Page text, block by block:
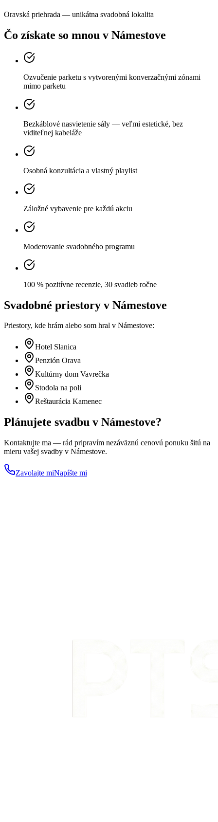
Oravská priehrada — unikátna svadobná lokalita
Čo získate so mnou v Námestove
Ozvučenie parketu s vytvorenými konverzačnými zónami
mimo parketu
Bezkáblové nasvietenie sály — veľmi estetické, bez
viditeľnej kabeláže
Osobná konzultácia a vlastný playlist
Záložné vybavenie pre každú akciu
Moderovanie svadobného programu
100 % pozitívne recenzie, 30 svadieb ročne
Svadobné priestory v Námestove
Priestory, kde hrám alebo som hral v Námestove:
Hotel Slanica
Penzión Orava
Kultúrny dom Vavrečka
Stodola na poli
Reštaurácia Kamenec
Plánujete svadbu v Námestove?
Kontaktujte ma — rád pripravím nezáväznú cenovú ponuku šitú na
mieru vašej svadby v Námestove.
Zavolajte miNapíšte mi